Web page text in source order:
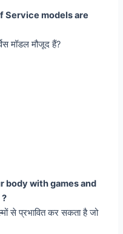
Service models are
मॉडल मौजूद हैं?
body with games and
से प्रभावित कर सकता है जो